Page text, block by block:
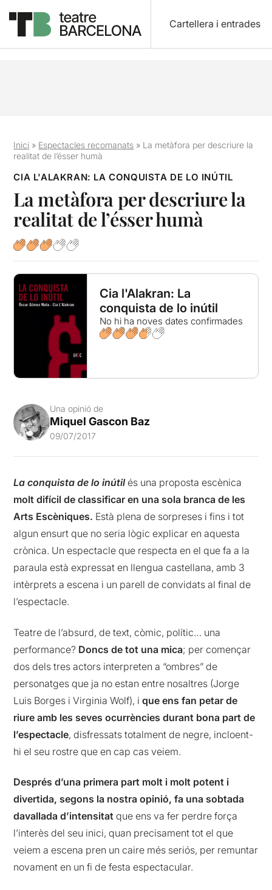
Cartellera i entrades
Inici » Espectacles recomanats » La metàfora per descriure la
realitat de l’ésser humà
CIA L'ALAKRAN: LA CONQUISTA DE LO INÚTIL
La metàfora per descriure la
realitat de l’ésser humà
Cia l'Alakran: La
conquista de lo inútil
No hi ha noves dates confirmades
Una opinió de
Miquel Gascon Baz
09/07/2017
La conquista de lo inútilés una proposta escènica
molt difícil de classificar en una sola branca de les
Arts Escèniques. Està plena de sorpreses i fins i tot
algun ensurt que no seria lògic explicar en aquesta
crònica. Un espectacle que respecta en el que fa a la
paraula està expressat en llengua castellana, amb 3
intèrprets a escena i un parell de convidats al final de
l’espectacle.
Teatre de l’absurd, de text, còmic, polític… una
performance? Doncs de tot una mica; per començar
dos dels tres actors interpreten a “ombres” de
personatges que ja no estan entre nosaltres (Jorge
Luis Borges i Virginia Wolf), ique ens fan petar de
riure amb les seves ocurrències durant bona part de
l’espectacle, disfressats totalment de negre, incloent-
hi el seu rostre que en cap cas veiem.
Després d’una primera part molt i molt potent i
divertida, segons la nostra opinió, fa una sobtada
davallada d’intensitat que ens va fer perdre força
l’interès del seu inici, quan precisament tot el que
veiem a escena pren un caire més seriós, per remuntar
novament en un fi de festa espectacular.